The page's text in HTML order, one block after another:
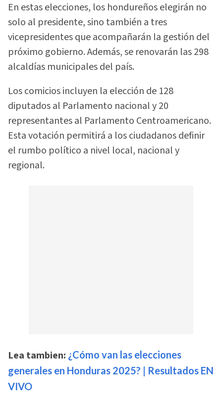
En estas elecciones, los hondureños elegirán no
solo al presidente, sino también a tres
vicepresidentes que acompañarán la gestión del
próximo gobierno. Además, se renovarán las 298
alcaldías municipales del país.
Los comicios incluyen la elección de 128
diputados al Parlamento nacional y 20
representantes al Parlamento Centroamericano.
Esta votación permitirá a los ciudadanos definir
el rumbo político a nivel local, nacional y
regional.
Lea tambien: ¿Cómo van las elecciones
generales en Honduras 2025? | Resultados EN
VIVO